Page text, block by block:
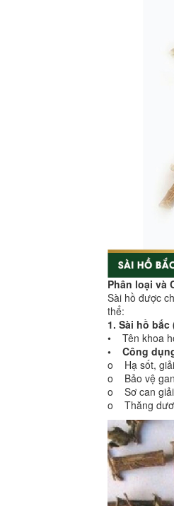
Phân loại và
Sài hồ được
thể:
1. Sài hồ
• Tên khoa
• Công
o Hạ sốt, giải
o Bảo vệ gan
o Sơ can giải
o Thăng